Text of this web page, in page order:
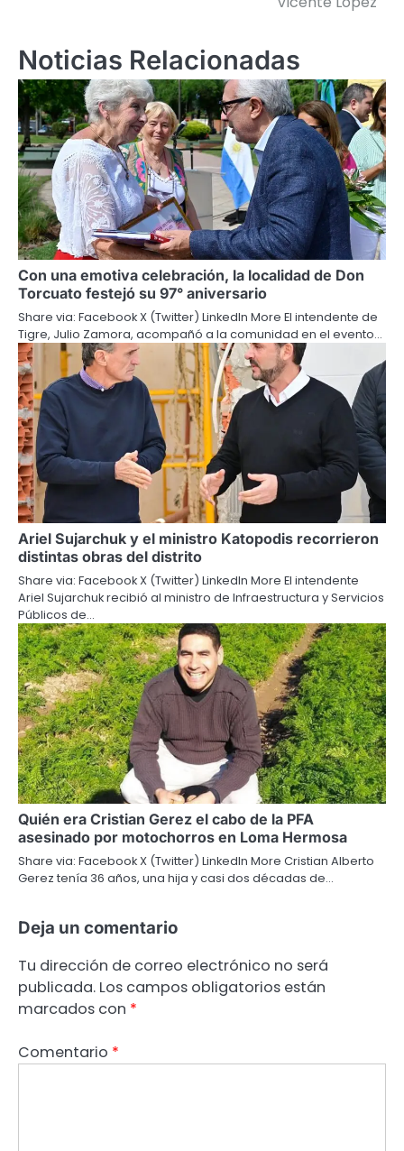
Noticias Relacionadas
Con una emotiva celebración, la localidad de Don
Torcuato festejó su 97° aniversario
Share via: Facebook X (Twitter) LinkedIn More El intendente de
Tigre, Julio Zamora, acompañó a la comunidad en el evento…
Ariel Sujarchuk y el ministro Katopodis recorrieron
distintas obras del distrito
Share via: Facebook X (Twitter) LinkedIn More El intendente
Ariel Sujarchuk recibió al ministro de Infraestructura y Servicios
Públicos de…
Quién era Cristian Gerez el cabo de la PFA
asesinado por motochorros en Loma Hermosa
Share via: Facebook X (Twitter) LinkedIn More Cristian Alberto
Gerez tenía 36 años, una hija y casi dos décadas de…
Deja un comentario
Tu dirección de correo electrónico no será
publicada. Los campos obligatorios están
marcados con *
Comentario *